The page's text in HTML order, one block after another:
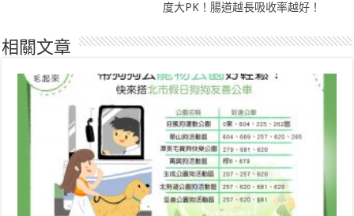
度大PK！腸道越長吸收率越好！
相關文章